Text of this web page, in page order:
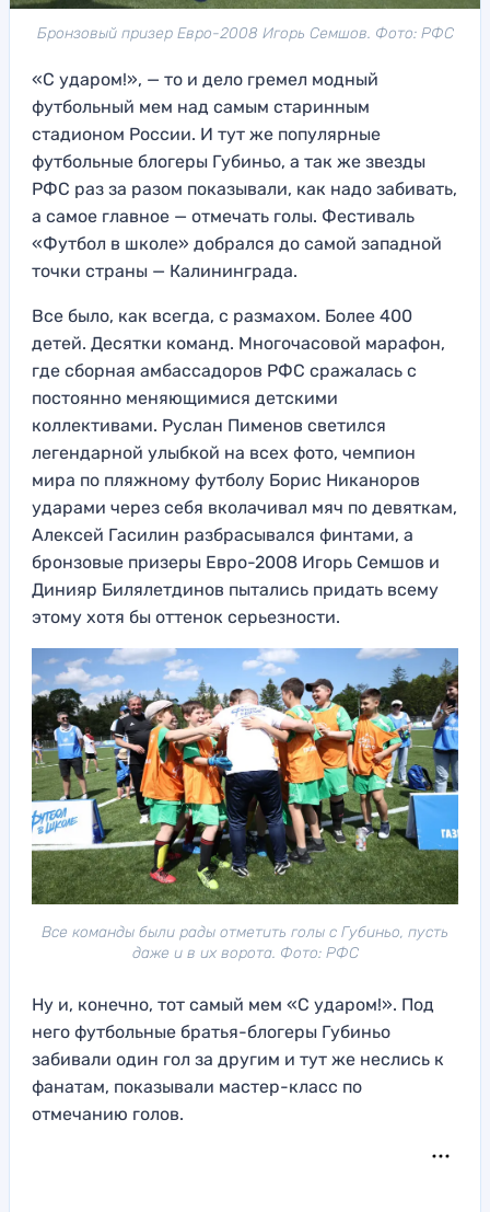
Бронзовый призер Евро-2008 Игорь Семшов. Фото: РФС
«С ударом!», — то и дело гремел модный
футбольный мем над самым старинным
стадионом России. И тут же популярные
футбольные блогеры Губиньо, а так же звезды
РФС раз за разом показывали, как надо забивать,
а самое главное — отмечать голы. Фестиваль
«Футбол в школе» добрался до самой западной
точки страны — Калининграда.
Все было, как всегда, с размахом. Более 400
детей. Десятки команд. Многочасовой марафон,
где сборная амбассадоров РФС сражалась с
постоянно меняющимися детскими
коллективами. Руслан Пименов светился
легендарной улыбкой на всех фото, чемпион
мира по пляжному футболу Борис Никаноров
ударами через себя вколачивал мяч по девяткам,
Алексей Гасилин разбрасывался финтами, а
бронзовые призеры Евро-2008 Игорь Семшов и
Динияр Билялетдинов пытались придать всему
этому хотя бы оттенок серьезности.
Все команды были рады отметить голы с Губиньо, пусть
даже и в их ворота. Фото: РФС
Ну и, конечно, тот самый мем «С ударом!». Под
него футбольные братья-блогеры Губиньо
забивали один гол за другим и тут же неслись к
фанатам, показывали мастер-класс по
отмечанию голов.